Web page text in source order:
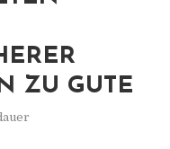
K
GUTE